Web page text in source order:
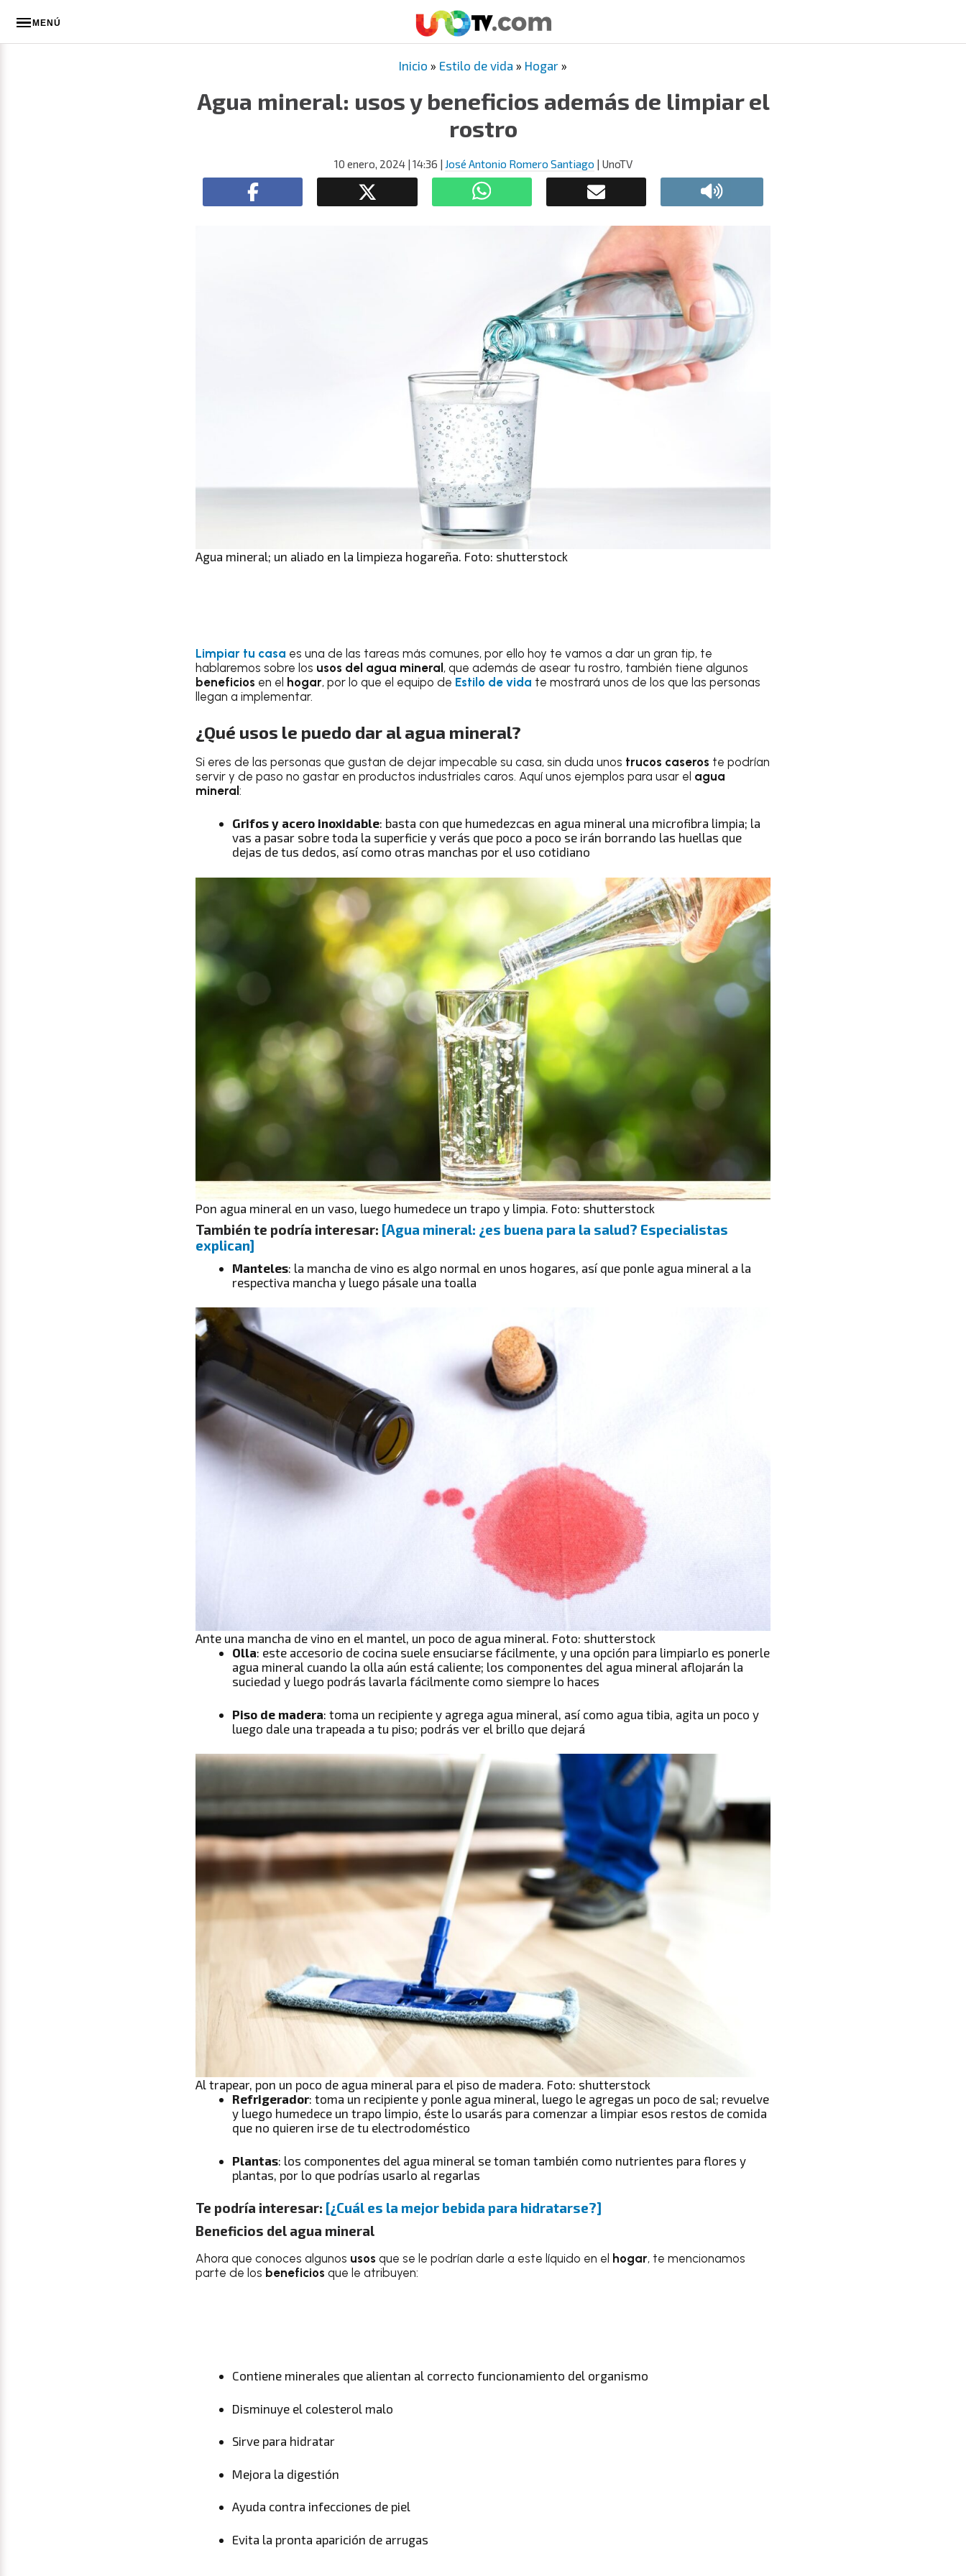
MENÚ
Inicio » Estilo de vida » Hogar »
Agua mineral: usos y beneficios además de limpiar el
rostro
10 enero, 2024| 14:36 | José Antonio Romero Santiago | UnoTV
Agua mineral; un aliado en la limpieza hogareña. Foto: shutterstock
Limpiar tu casa es una de las tareas más comunes, por ello hoy te vamos a dar un gran tip, te
hablaremos sobre los usos del agua mineral , que además de asear tu rostro, también tiene algunos
beneficios en el hogar, por lo que el equipo de Estilo de vida te mostrará unos de los que las personas
llegan a implementar.
¿Qué usos le puedo dar al agua mineral?
Si eres de las personas que gustan de dejar impecable su casa, sin duda unos trucos caseros te podrían
servir y de paso no gastar en productos industriales caros. Aquí unos ejemplos para usar el agua
mineral:
Grifos y acero inoxidable: basta con que humedezcas en agua mineral una microfibra limpia; la
vas a pasar sobre toda la superficie y verás que poco a poco se irán borrando las huellas que
dejas de tus dedos, así como otras manchas por el uso cotidiano
Pon agua mineral en un vaso, luego humedece un trapo y limpia. Foto: shutterstock
También te podría interesar: [Agua mineral: ¿es buena para la salud? Especialistas
explican]
Manteles: la mancha de vino es algo normal en unos hogares, así que ponle agua mineral a la
respectiva mancha y luego pásale una toalla
Ante una mancha de vino en el mantel, un poco de agua mineral. Foto: shutterstock
Olla: este accesorio de cocina suele ensuciarse fácilmente, y una opción para limpiarlo es ponerle
agua mineral cuando la olla aún está caliente; los componentes del agua mineral aflojarán la
suciedad y luego podrás lavarla fácilmente como siempre lo haces
Piso de madera: toma un recipiente y agrega agua mineral, así como agua tibia, agita un poco y
luego dale una trapeada a tu piso; podrás ver el brillo que dejará
Al trapear, pon un poco de agua mineral para el piso de madera. Foto: shutterstock
Refrigerador: toma un recipiente y ponle agua mineral, luego le agregas un poco de sal; revuelve
y luego humedece un trapo limpio, éste lo usarás para comenzar a limpiar esos restos de comida
que no quieren irse de tu electrodoméstico
Plantas: los componentes del agua mineral se toman también como nutrientes para flores y
plantas, por lo que podrías usarlo al regarlas
Te podría interesar: [¿Cuál es la mejor bebida para hidratarse?]
Beneficios del agua mineral
Ahora que conoces algunos usos que se le podrían darle a este líquido en el hogar, te mencionamos
parte de los beneficios que le atribuyen:
Contiene minerales que alientan al correcto funcionamiento del organismo
Disminuye el colesterol malo
Sirve para hidratar
Mejora la digestión
Ayuda contra infecciones de piel
Evita la pronta aparición de arrugas